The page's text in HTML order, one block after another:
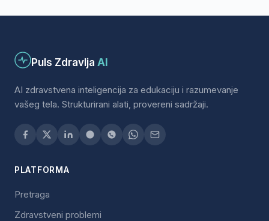
Puls Zdravlja AI
AI zdravstvena inteligencija za edukaciju i razumevanje
vašeg tela. Strukturirani alati, provereni sadržaji.
PLATFORMA
Pretraga
Zdravstveni problemi